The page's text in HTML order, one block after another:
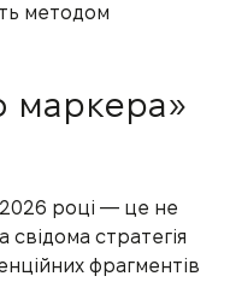
методом
маркера»
році — це не
свідома стратегія
фрагментів